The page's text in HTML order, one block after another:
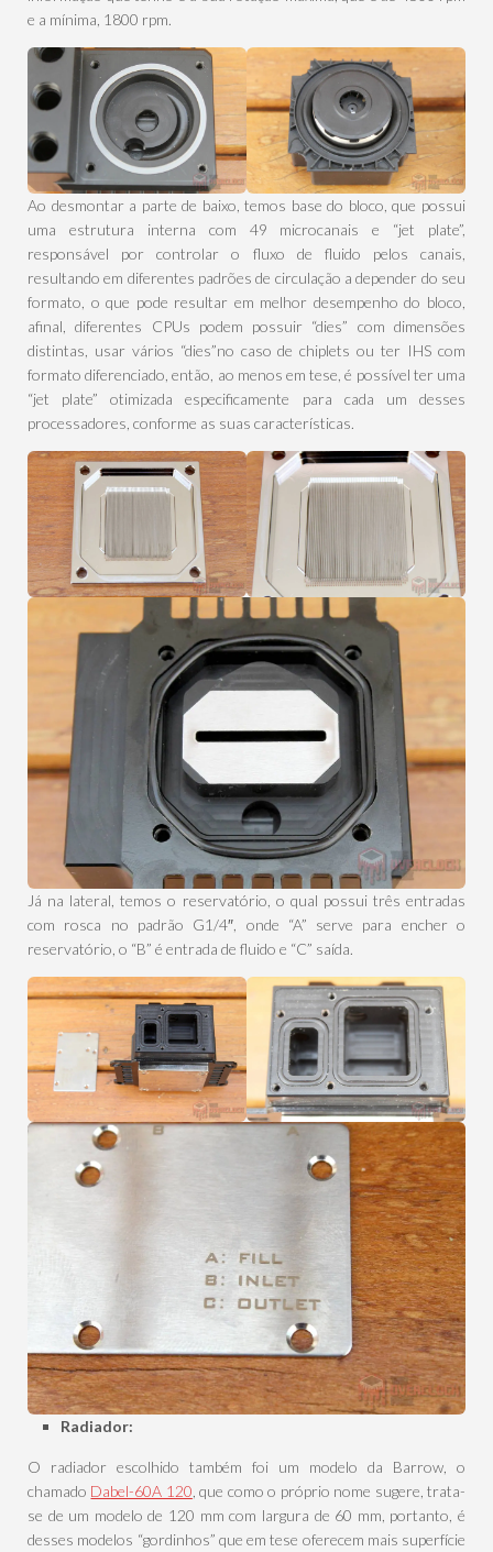
e a mínima, 1800 rpm.
Ao desmontar a parte de baixo, temos base do bloco, que possui
uma estrutura interna com 49 microcanais e “jet plate”,
responsável por controlar o fluxo de fluido pelos canais,
resultando em diferentes padrões de circulação a depender do seu
formato, o que pode resultar em melhor desempenho do bloco,
afinal, diferentes CPUs podem possuir “dies” com dimensões
distintas, usar vários “dies”no caso de chiplets ou ter IHS com
formato diferenciado, então, ao menos em tese, é possível ter uma
“jet plate” otimizada especificamente para cada um desses
processadores, conforme as suas características.
Já na lateral, temos o reservatório, o qual possui três entradas
com rosca no padrão G1/4″, onde “A” serve para encher o
reservatório, o “B” é entrada de fluido e “C” saída.
Radiador:
O radiador escolhido também foi um modelo da Barrow, o
chamado Dabel-60A 120 , que como o próprio nome sugere, trata-
se de um modelo de 120 mm com largura de 60 mm, portanto, é
desses modelos “gordinhos” que em tese oferecem mais superfície